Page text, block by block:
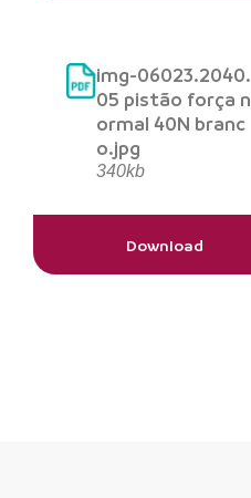
img-06023.2040.
05 pistão força n
ormal 40N branc
o.jpg
340kb
Download